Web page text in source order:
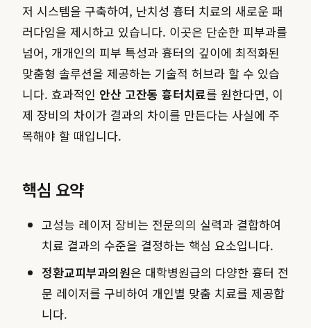
저 시스템을 구축하여, 난치성 흉터 치료의 새로운 패
러다임을 제시하고 있습니다. 이곳은 단순한 피부과를
넘어, 개개인의 피부 특성과 흉터의 깊이에 최적화된
맞춤형 솔루션을 제공하는 기술적 허브라 할 수 있습
니다. 효과적인 안산 고잔동 흉터치료를 원한다면, 이
제 장비의 차이가 결과의 차이를 만든다는 사실에 주
목해야 할 때입니다.
핵심 요약
고성능 레이저 장비는 전문의의 실력과 결합하여
치료 결과의 수준을 결정하는 핵심 요소입니다.
정환교피부과의원은 대학병원급의 다양한 흉터 전
문 레이저를 구비하여 개인별 맞춤 치료를 제공합
니다.